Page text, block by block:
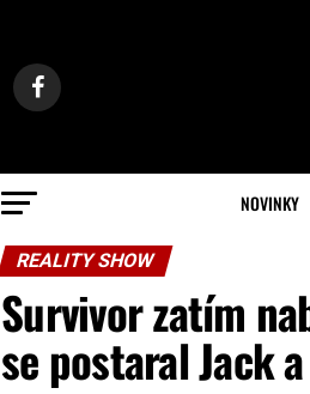
NOVINKY
REALITY SHOW
Survivor zatím
se postaral Jack